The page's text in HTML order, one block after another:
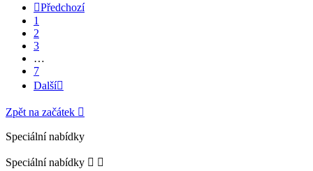
Předchozí
1
2
3
…
7
Další
Zpět na začátek 
Speciální nabídky
Speciální nabídky  